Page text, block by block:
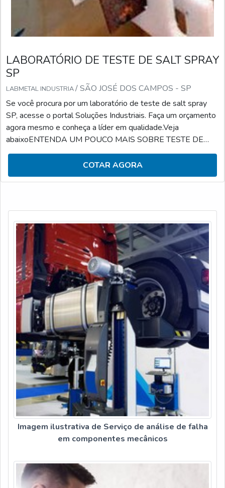
LABORATÓRIO DE TESTE DE SALT SPRAY
SP
LABMETAL INDUSTRIA/ SÃO JOSÉ DOS CAMPOS - SP
Se você procura por um laboratório de teste de salt spray
SP, acesse o portal Soluções Industriais. Faça um orçamento
agora mesmo e conheça a líder em qualidade.Veja
abaixoENTENDA UM POUCO MAIS SOBRE TESTE DE
SALT SPRAYO teste de salt spray serve para simular a
corrosão acelerada em determinados tipos de materiais.
Colocando de forma simplista, é feita a identificação e o
destaque na sua empregabilid
COTAR AGORA
Imagem ilustrativa de Serviço de análise de falha
em componentes mecânicos